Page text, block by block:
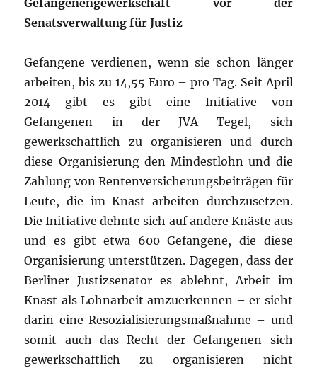
Gefangenengewerkschaft vor der
Senatsverwaltung für Justiz
Gefangene verdienen, wenn sie schon länger
arbeiten, bis zu 14,55 Euro – pro Tag. Seit April
2014 gibt es gibt eine Initiative von
Gefangenen in der JVA Tegel, sich
gewerkschaftlich zu organisieren und durch
diese Organisierung den Mindestlohn und die
Zahlung von Rentenversicherungsbeiträgen für
Leute, die im Knast arbeiten durchzusetzen.
Die Initiative dehnte sich auf andere Knäste aus
und es gibt etwa 600 Gefangene, die diese
Organisierung unterstützen. Dagegen, dass der
Berliner Justizsenator es ablehnt, Arbeit im
Knast als Lohnarbeit amzuerkennen – er sieht
darin eine Resozialisierungsmaßnahme – und
somit auch das Recht der Gefangenen sich
gewerkschaftlich zu organisieren nicht